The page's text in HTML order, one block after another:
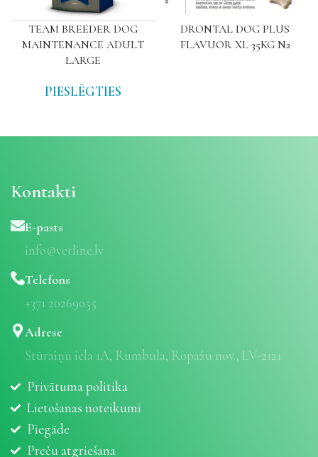
TEAM BREEDER DOG
MAINTENANCE ADULT
LARGE
PIESLĒGTIES
DRONTAL DOG PLUS
FLAVUOR XL 35KG N2
Kontakti
E-pasts
info@vetline.lv
Telefons
+371 20269055
Adrese
Stūraiņu iela 1A, Rumbula, Ropažu nov., LV-2121
Privātuma politika
Lietošanas noteikumi
Piegāde
Preču atgriešana